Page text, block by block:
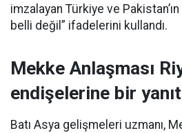
imzalayan Türkiye ve
belli değil” ifadelerini kullandı.
Mekke Anlaşması
endişelerine bir yanıt
Batı Asya gelişmeleri uzmanı,